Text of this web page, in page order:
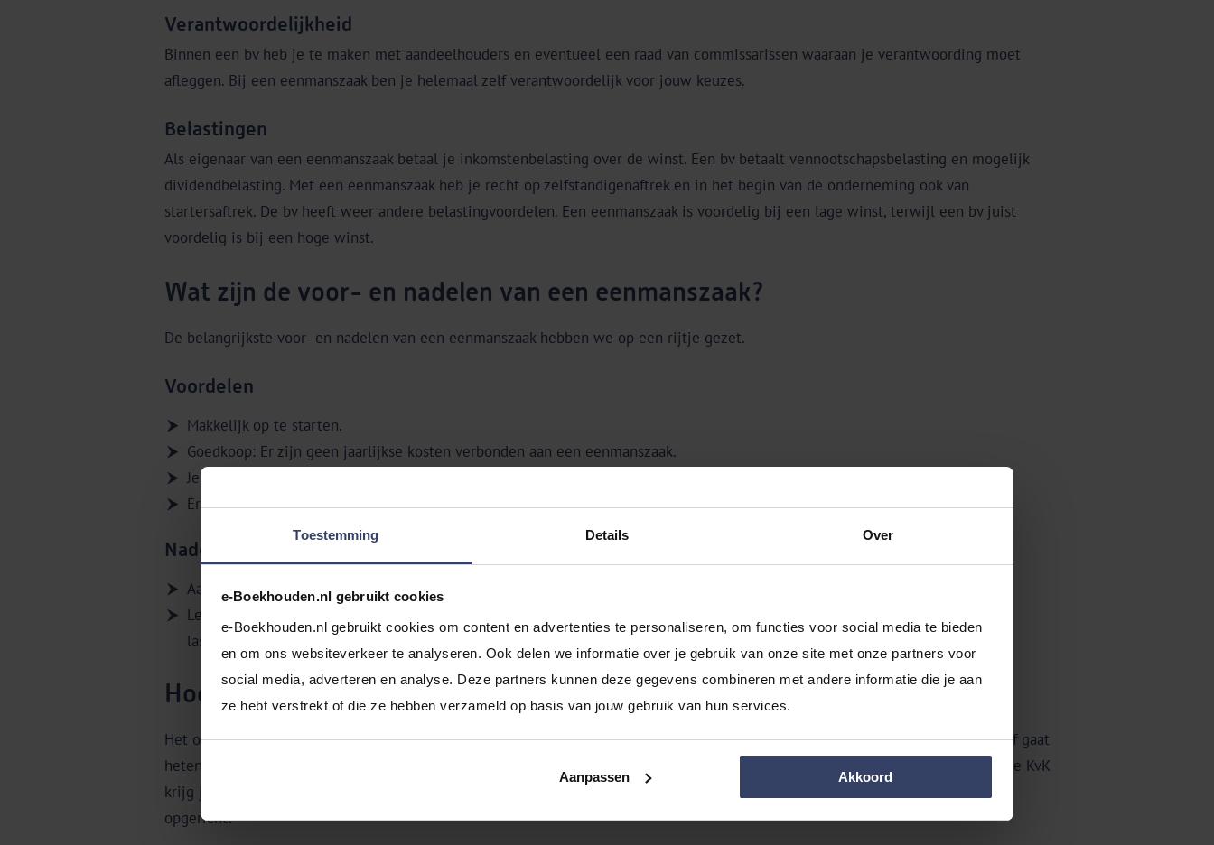
Toestemming Details Over
e-Boekhouden.nl gebruikt cookies
e-Boekhouden.nl gebruikt cookies om content en advertenties te personaliseren, om functies voor social media te bieden
en om ons websiteverkeer te analyseren. Ook delen we informatie over je gebruik van onze site met onze partners voor
social media, adverteren en analyse. Deze partners kunnen deze gegevens combineren met andere informatie die je aan
ze hebt verstrekt of die ze hebben verzameld op basis van jouw gebruik van hun services.
Aanpassen Akkoord
Verantwoordelijkheid
Binnen een bv heb je te maken met aandeelhouders en eventueel een raad van commissarissen waaraan je verantwoording moet
afleggen. Bij een eenmanszaak ben je helemaal zelf verantwoordelijk voor jouw keuzes.
Belastingen
Als eigenaar van een eenmanszaak betaal je inkomstenbelasting over de winst. Een bv betaalt vennootschapsbelasting en mogelijk
dividendbelasting. Met een eenmanszaak heb je recht op zelfstandigenaftrek en in het begin van de onderneming ook van
startersaftrek. De bv heeft weer andere belastingvoordelen. Een eenmanszaak is voordelig bij een lage winst, terwijl een bv juist
voordelig is bij een hoge winst.
Wat zijn de voor- en nadelen van een eenmanszaak?
De belangrijkste voor- en nadelen van een eenmanszaak hebben we op een rijtje gezet.
Voordelen
Makkelijk op te starten.
Goedkoop: Er zijn geen jaarlijkse kosten verbonden aan een eenmanszaak.
Je bent zelf verantwoordelijk voor je keuzes en acties.
Er zijn diverse aantrekkelijke aftrekposten.
Nadelen
Aansprakelijkheid: Je bent privé aansprakelijk voor alle zaken rondom het bedrijf, dus ook eventuele schulden.
Lenen is lastig: De investeerder moet het geld direct aan de ondernemer uitlenen. Dat maakt het zoeken naar investeerders
lastiger dan voor een bv, omdat investeerders bij een bv, in ruil voor het geld, aandelen krijgen.
Hoe richt ik een eenmanszaak op?
Het oprichten van een eenmanszaak is erg eenvoudig. Zorg dat je weet wat je met jouw bedrijf wil gaan doen en hoe het bedrijf gaat
heten. Vul op de website van de Kamer van Koophandel je gegevens in en maak een afspraak bij de
bij jou in de buurt. Bij de KvK
krijg je nog extra informatie, zet je jouw handtekening en krijg je je btw- en
opgericht!